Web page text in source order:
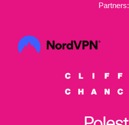
Partners: